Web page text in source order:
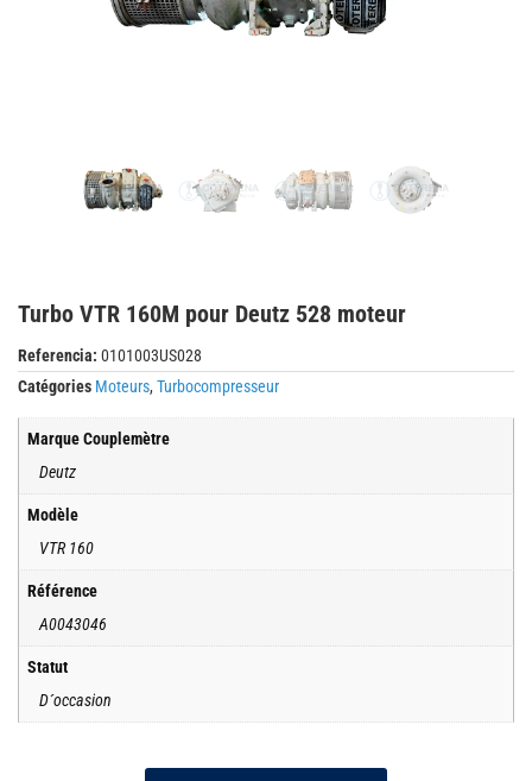
Turbo VTR 160M pour Deutz 528 moteur
Referencia: 0101003US028
Catégories Moteurs, Turbocompresseur
Marque Couplemètre
Deutz
Modèle
VTR 160
Référence
A0043046
Statut
D´occasion